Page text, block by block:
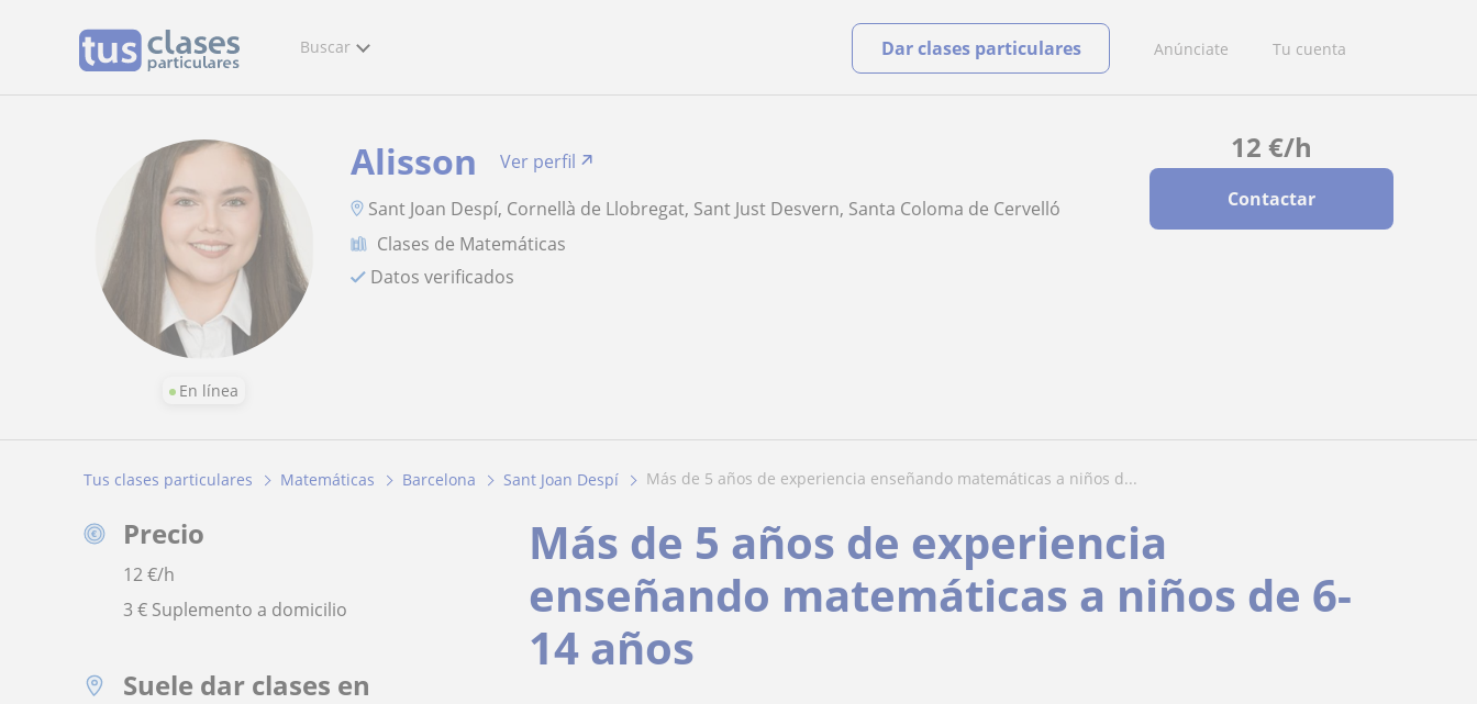
Buscar Anúnciate Tu cuenta
Dar clases particulares
En línea
12 €/h
Contactar
Alisson
Ver perfil
Sant Joan Despí, Cornellà de Llobregat, Sant Just Desvern, Santa Coloma de Cervelló
Clases de Matemáticas
Datos verificados
Tus clases particulares Matemáticas Barcelona Sant Joan Despí más de 5 años de experiencia enseñando matemáticas a niños d...
Precio
12€/h
3 € Suplemento a domicilio
Suele dar clases en
Más de 5 años de experiencia
enseñando matemáticas a niños de 6-
14 años